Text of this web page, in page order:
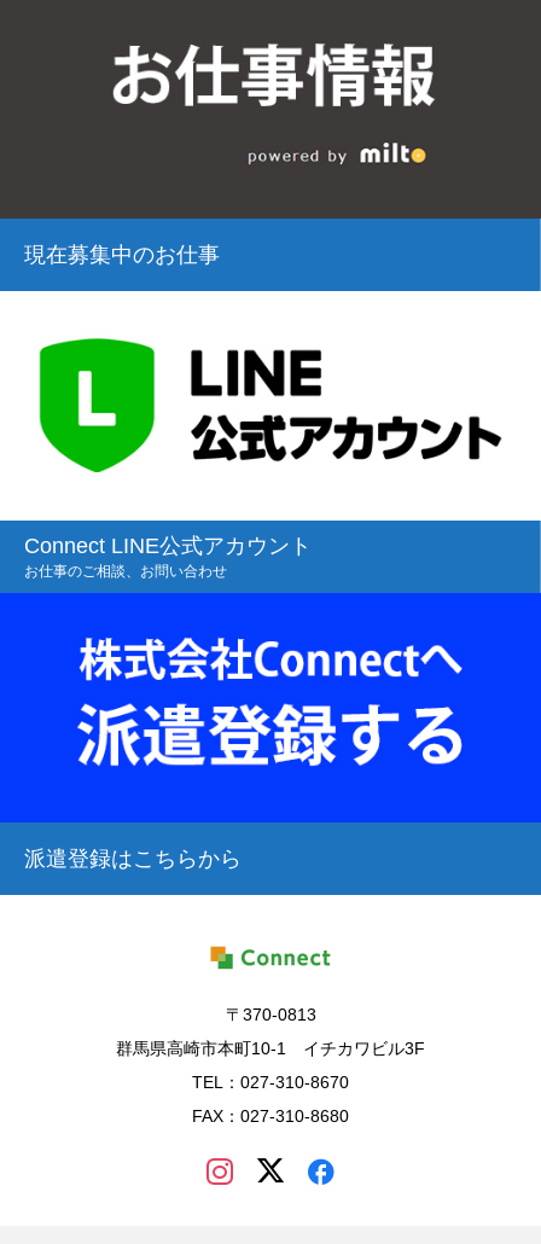
現在募集中のお仕事
Connect LINE公式アカウント
お仕事のご相談、お問い合わせ
派遣登録はこちらから
〒370-0813
群馬県高崎市本町10-1 イチカワビル3F
TEL：027-310-8670
FAX：027-310-8680